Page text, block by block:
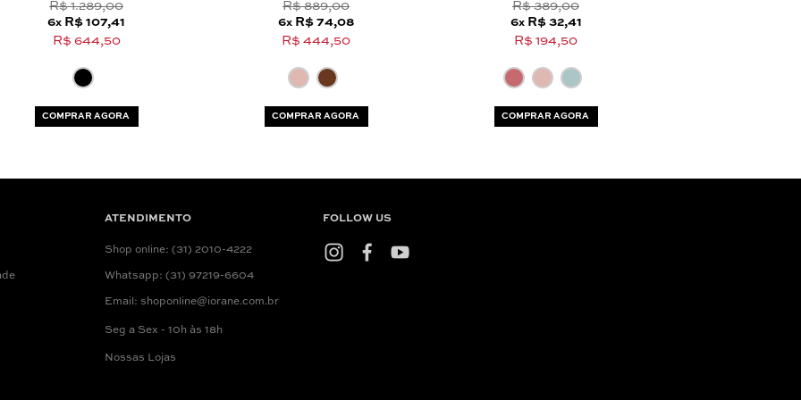
R$ 1.289,00
6x R$ 107,41
R$ 644,50
COMPRAR AGORA
R$ 889,00
6x R$ 74,08
R$ 444,50
COMPRAR AGORA
R$ 389,00
6x R$ 32,41
R$ 194,50
COMPRAR AGORA
ATENDIMENTO
Shop online: (31) 2010-4222
Whatsapp: (31) 97219-6604
Email: shoponline@iorane.com.br
Seg a Sex - 10h às 18h
Nossas Lojas
FOLLOW US